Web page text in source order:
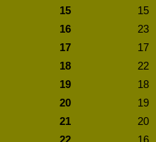
15
15
16
23
17
17
18
22
19
18
20
19
21
20